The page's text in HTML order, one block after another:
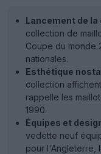
Lancement de
collection de
Coupe du monde
nationales.
Esthétique
collection
rappelle les
1990.
Équipes et
vedette neuf
pour l'Angleterre,